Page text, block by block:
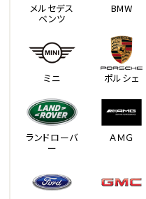
メルセデス
ベンツ
BMW
ミニ ポルシェ
ランドローバ
ー
ＡＭＧ